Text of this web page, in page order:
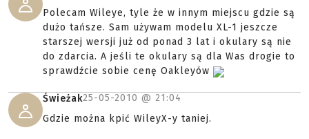
Polecam Wileye, tyle że w innym miejscu gdzie są
dużo tańsze. Sam używam modelu XL-1 jeszcze
starszej wersji już od ponad 3 lat i okulary są nie
do zdarcia. A jeśli te okulary są dla Was drogie to
sprawdźcie sobie cenę Oakleyów
Świeżak25-05-2010 @ 21:04
Gdzie można kpić WileyX-y taniej.